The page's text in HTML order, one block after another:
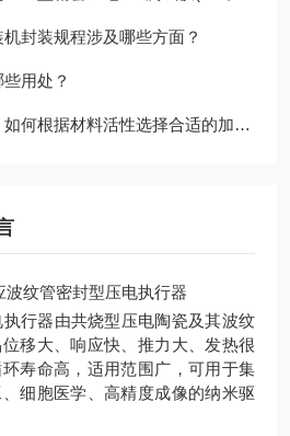
封装规程涉及哪些方面？
用处？
根据材料活性选择合适的加热腔体？
行器由共烧型压电陶瓷及其波纹
移大、响应快、推力大、发热很
寿命高，适用范围广，可用于集
细胞医学、高精度成像的纳米驱